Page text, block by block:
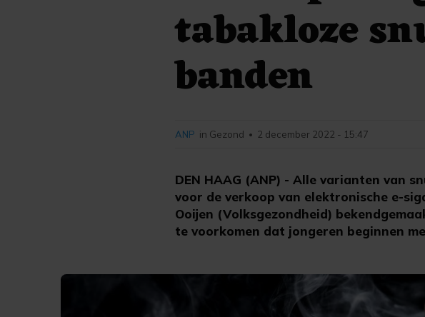
tabakloze
banden
DEN HAAG (ANP) - Alle varianten van
voor de verkoop van elektronische e-
Ooijen (Volksgezondheid)
te voorkomen dat jongeren beginnen
ANP in Gezond • 2 december 2022 - 15:47